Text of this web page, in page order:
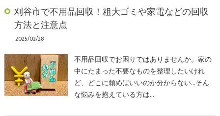
刈谷市で不用品回収！粗大ゴミや家電などの回収
方法と注意点
2025/02/28
不用品回収でお困りではありませんか。家の
中にたまった不要なものを整理したいけれ
ど、どこに頼めばいいのか分からない…そん
な悩みを抱えている方は…